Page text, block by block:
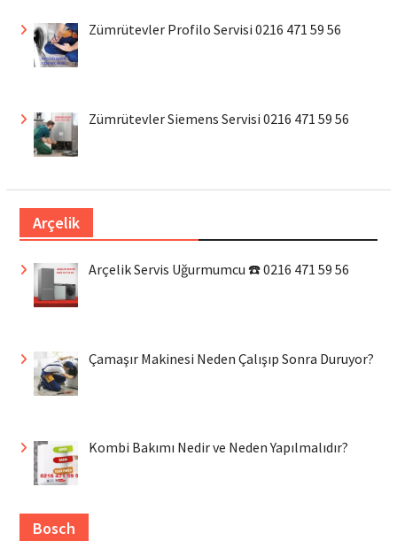
Zümrütevler Profilo Servisi 0216 471 59 56
Zümrütevler Siemens Servisi 0216 471 59 56
Arçelik
Arçelik Servis Uğurmumcu ☎️ 0216 471 59 56
Çamaşır Makinesi Neden Çalışıp Sonra Duruyor?
Kombi Bakımı Nedir ve Neden Yapılmalıdır?
Bosch